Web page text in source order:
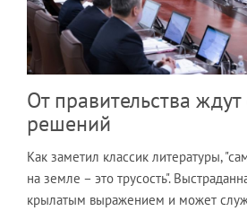
От правительства
решений
Как заметил классик литературы,
на земле – это трусость".
крылатым выражением и может